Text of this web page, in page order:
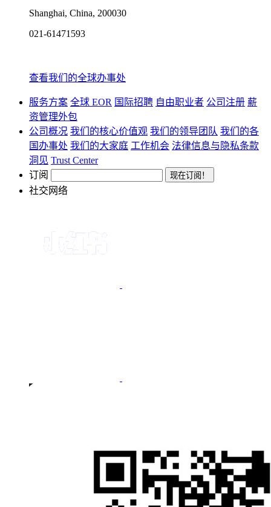
Shanghai, China, 200030
021-61471593
查看我们的全球办事处
服务方案 全球 EOR 国际招聘 自由职业者 公司注册 薪
资管理外包
公司概况 我们的核心价值观 我们的领导团队 我们的各
国办事处 我们的大家庭 工作机会 法律信息与隐私条款
洞见 Trust Center
订阅
社交网络